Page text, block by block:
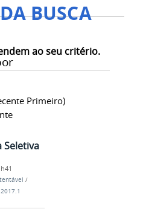
BUSCA
ao seu critério.
Primeiro)
Seletiva
Seletiva
/